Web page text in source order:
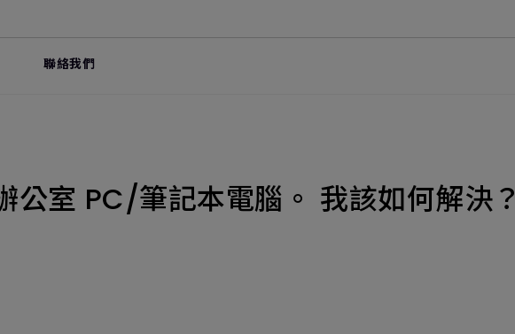
聯絡我們
公室 PC/筆記本電腦。 我該如何解決？